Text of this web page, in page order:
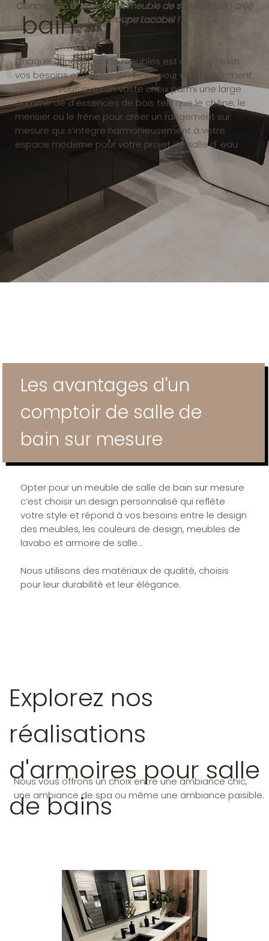
bain
Conception d' armoire et meuble de salle de bain créé
par Groupe Lacabel !
Chaque conception de meubles est conçue selon
vos besoins et vos préférences pour un agencement
complet. Vous avez un vaste choix parmi une large
gamme de d'essences de bois tels que le chêne, le
merisier ou le frêne pour créer un rangement sur
mesure qui s’intègre harmonieusement à votre
espace moderne pour votre projet de salle d' eau.
Les avantages d'un
comptoir de salle de
bain sur mesure
Opter pour un meuble de salle de bain sur mesure
c’est choisir un design personnalisé qui reflète
votre style et répond à vos besoins entre le design
des meubles, les couleurs de design, meubles de
lavabo et armoire de salle...
Nous utilisons des matériaux de qualité, choisis
pour leur durabilité et leur élégance.
Pourquoi choisir nos
meubles de salle de
bain sur mesure ?
Explorez nos
réalisations
d'armoires pour salle
de bains
Nous vous offrons un choix entre une ambiance chic,
une ambiance de spa ou même une ambiance paisible.